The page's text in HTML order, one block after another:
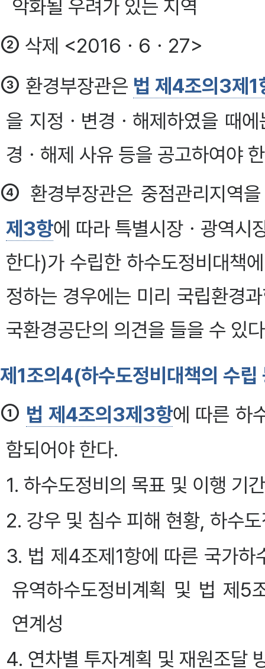
악화될 우려가 있는 지역
② 삭제 <2016ㆍ6ㆍ27>
③ 환경부장관은 법 제4조의3제
을 지정ㆍ변경ㆍ해제하였을 때
경ㆍ해제 사유 등을 공고하여야
④ 환경부장관은 중점관리지역
제3항에 따라 특별시장ㆍ광역시
한다)가 수립한 하수도정비대책
정하는 경우에는 미리 국립환경
국환경공단의 의견을 들을 수 있
제1조의4(하수도정비대책의 수립
① 법 제4조의3제3항에 따른 하
함되어야 한다.
1. 하수도정비의 목표 및 이행 기
2. 강우 및 침수 피해 현황, 하수
3. 법 제4조제1항에 따른 국가
유역하수도정비계획 및 법 제5
연계성
4. 연차별 투자계획 및 재원조달